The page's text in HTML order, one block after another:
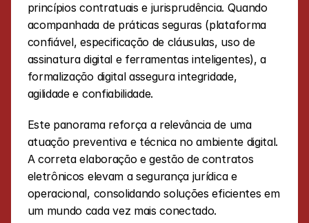
princípios contratuais e jurisprudência. Quando
acompanhada de práticas seguras (plataforma
confiável, especificação de cláusulas, uso de
assinatura digital e ferramentas inteligentes), a
formalização digital assegura integridade,
agilidade e confiabilidade.
Este panorama reforça a relevância de uma
atuação preventiva e técnica no ambiente digital.
A correta elaboração e gestão de contratos
eletrônicos elevam a segurança jurídica e
operacional, consolidando soluções eficientes em
um mundo cada vez mais conectado.